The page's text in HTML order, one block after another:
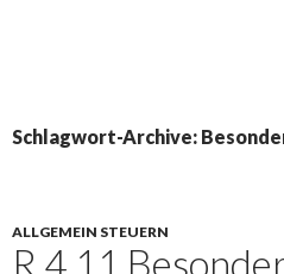
Schlagwort-Archive:
ALLGEMEIN STEUERN
R 4.11